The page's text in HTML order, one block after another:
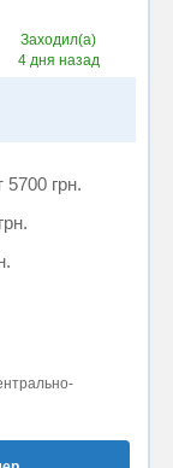
Заходил(а)
4 дня назад
5700 грн.